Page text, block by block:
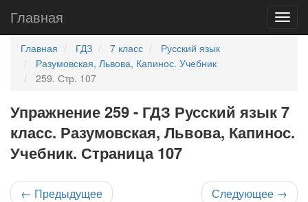
Главная
Главная ГДЗ 7 класс
Русский язык
Разумовская, Львова, Капинос. Учебник
259. Стр. 107
Упражнение 259 - ГДЗ Русский язык 7
класс. Разумовская, Львова, Капинос.
Учебник. Страница 107
← Предыдущее Следующее →